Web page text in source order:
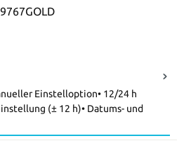
Einstelloption• 12/24 h
(± 12 h)• Datums- und